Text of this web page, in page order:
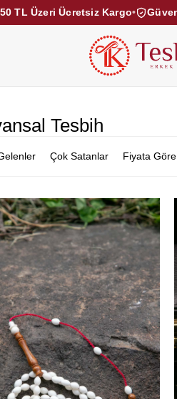
TL Üzeri Ücretsiz Kargo•
KEHRİBAR TESBİHLER
Tesbih
Çok Satanlar Fiyata